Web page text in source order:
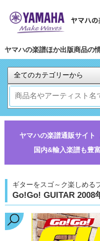
ヤマハの楽譜ほか出版商品の
ヤマハの楽譜通販サイト
国内&輸入楽譜も豊
ギターをスゴ～ク楽しめる
Go!Go! GUITAR 2008